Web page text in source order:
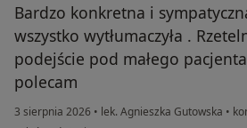
Bardzo konkretna i
wszystko wytłumaczyła .
podejście pod małego
polecam
3 sierpnia 2026 • lek. Agnieszka Gutowska •